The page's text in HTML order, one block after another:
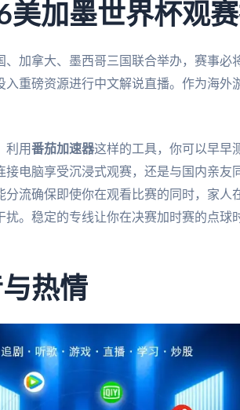
美加墨世界杯观
、加拿大、墨西哥三国联合举办，赛事必
重磅资源进行中文解说直播。作为海外
利用番茄加速器这样的工具，你可以早早
接电脑享受沉浸式观赛，还是与国内亲友
流确保即使你在观看比赛的同时，家人
。稳定的专线让你在决赛加时赛的点球
热情